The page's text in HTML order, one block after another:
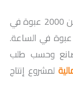
وتتراوح الطاقة الإنتاجية لهذه الخطوط من 2000 عبوة في
الساعة إلى خطوط كبيرة بإنتاج 36000 عبوة في الساعة.
وحسب طلب
لمشروع إنتاج